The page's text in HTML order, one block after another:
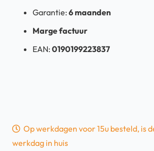
Garantie: 6 maanden
Marge factuur
EAN: 0190199223837
Op werkdagen voor 15u besteld, is
werkdag in huis